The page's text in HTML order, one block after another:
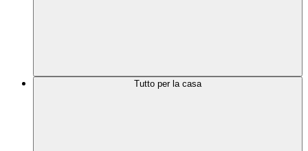
Tutto per la casa